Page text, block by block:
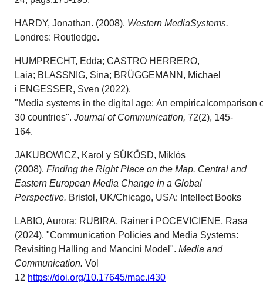
HARDY, Jonathan. (2008). Western MediaSystems.
Londres: Routledge.
HUMPRECHT, Edda; CASTRO HERRERO,
Laia; BLASSNIG, Sina; BRÜGGEMANN , Michael
i ENGESSER, Sven (2022).
"Mediasystems inthe digitalage:Anempiricalcomparison
30 countries".Journal of Communication, 72(2), 145-
164.
JAKUBOWICZ, Karol y SÜKÖSD, Miklós
(2008).Finding the Right Place on the Map. Central and
Eastern European Media Change in a Global
Perspective. Bristol, UK/Chicago, USA: Intellect Books
LABIO, Aurora; RUBIRA, Rainer i POCEVICIENE, Rasa
(2024). "Communication Policies and Media Systems:
Revisiting Halling and Mancini Model".Media and
Communication. Vol
12 https://doi.org/10.17645/mac.i430